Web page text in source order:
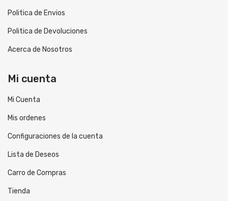
Politica de Envios
Politica de Devoluciones
Acerca de Nosotros
Mi cuenta
Mi Cuenta
Mis ordenes
Configuraciones de la cuenta
Lista de Deseos
Carro de Compras
Tienda